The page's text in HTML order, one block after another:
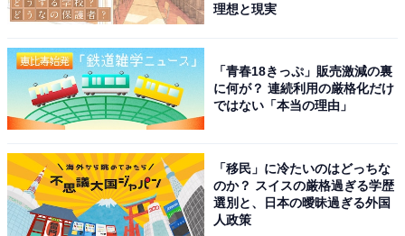
ずつ人と上手に接するようになります。
トラブルになることもあるので、保護者からすれば心の
休まらない時期ではありますが、この年齢の子たちが友
達とぶつかるのは、それによってコミュニケーションの
ん。
一連のプロセスをしっかりと経た子は、6歳くらいの頃
理想と現実
「青春18きっぷ」販売激減の裏
に何が？ 連続利用の厳格化だけ
ではない「本当の理由」
「移民」に冷たいのはどっちな
のか？ スイスの厳格過ぎる学歴
選別と、日本の曖昧過ぎる外国
人政策